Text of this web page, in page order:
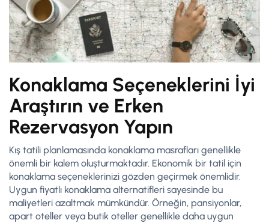
Konaklama Seçeneklerini İyi
Araştırın ve Erken
Rezervasyon Yapın
Kış tatili planlamasında konaklama masrafları genellikle
önemli bir kalem oluşturmaktadır. Ekonomik bir tatil için
konaklama seçeneklerinizi gözden geçirmek önemlidir.
Uygun fiyatlı konaklama alternatifleri sayesinde bu
maliyetleri azaltmak mümkündür. Örneğin, pansiyonlar,
apart oteller veya butik oteller genellikle daha uygun